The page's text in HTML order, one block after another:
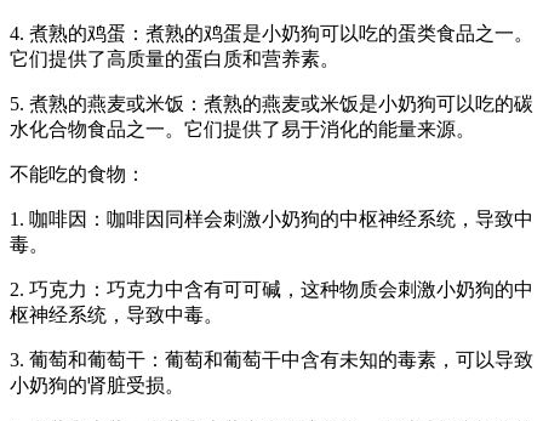
4. 煮熟的鸡蛋：煮熟的鸡蛋是小奶狗可以吃的蛋类食品之一。
它们提供了高质量的蛋白质和营养素。
5. 煮熟的燕麦或米饭：煮熟的燕麦或米饭是小奶狗可以吃的碳
水化合物食品之一。它们提供了易于消化的能量来源。
不能吃的食物：
1. 咖啡因：咖啡因同样会刺激小奶狗的中枢神经系统，导致中
毒。
2. 巧克力：巧克力中含有可可碱，这种物质会刺激小奶狗的中
枢神经系统，导致中毒。
3. 葡萄和葡萄干：葡萄和葡萄干中含有未知的毒素，可以导致
小奶狗的肾脏受损。